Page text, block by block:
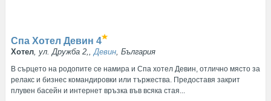
Спа Хотел Девин 4
Хотел, ул. Дружба 2,, Девин, България
В сърцето на родопите се намира и Спа хотел Девин, отлично място за
релакс и бизнес командировки или тържества. Предоставя закрит
плувен басейн и интернет връзка във всяка стая...